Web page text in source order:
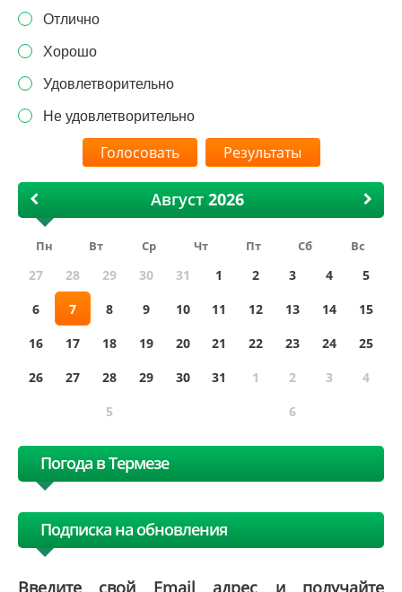
Отлично
Хорошо
Удовлетворительно
Не удовлетворительно
Результаты
Август
Пн Вт Ср Чт Пт Сб Вс
27 28 29 30 31 1 2 3 4
5
6
7 8 9 10 11 12 13 14
15
16
17 18 19 20 21 22 23 24
25
26
27 28 29 30 31 1 2 3
4
5
6
Погода в Термезе
Подписка на обновления
Введите свой Email адрес и получайте